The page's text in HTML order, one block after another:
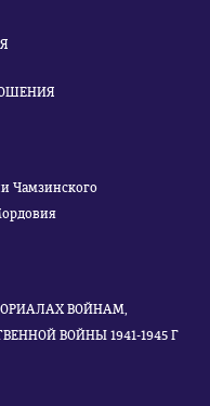
Чамзинского
ВОЙНАМ,
ВОЙНЫ 1941-1945 Г